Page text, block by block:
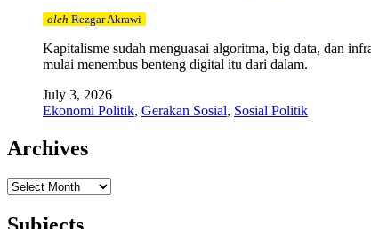
oleh Rezgar Akrawi
Kapitalisme sudah menguasai algoritma, big data, dan
mulai menembus benteng digital itu dari dalam.
July 3, 2026
Ekonomi Politik, Gerakan Sosial, Sosial Politik
Archives
Archives
Subjects